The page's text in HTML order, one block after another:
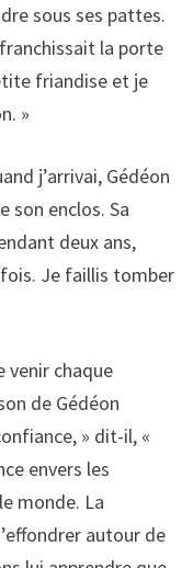
sous ses pattes.
la porte
friandise et je
»
j’arrivai, Gédéon
son enclos. Sa
deux ans,
Je faillis tomber
venir chaque
de Gédéon
» dit-il, «
envers les
monde. La
autour de